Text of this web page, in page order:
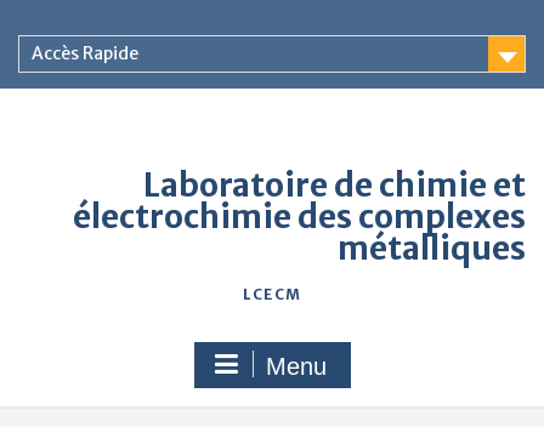
Accès Rapide
Laboratoire de chimie et
électrochimie des complexes
métalliques
LCECM
Menu